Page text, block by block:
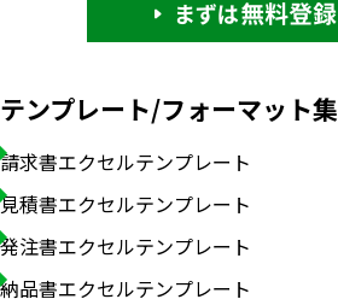
テンプレート/フォーマット集
請求書エクセルテンプレート
見積書エクセルテンプレート
発注書エクセルテンプレート
納品書エクセルテンプレート